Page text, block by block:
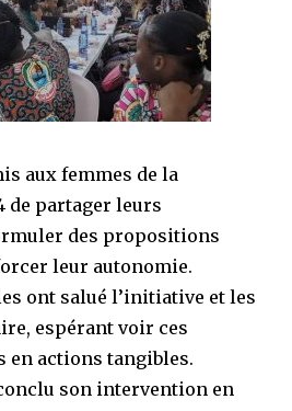
aux femmes de la
de partager leurs
des propositions
leur autonomie.
ont salué l’initiative et les
espérant voir ces
en actions tangibles.
son intervention en